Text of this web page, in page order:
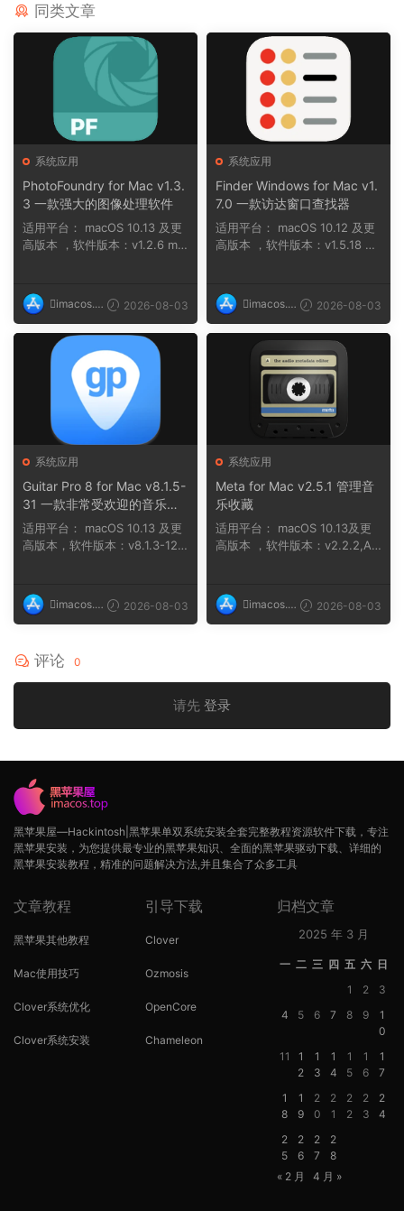
同类文章
系统应用
PhotoFoundry for Mac v1.3.
3 一款强大的图像处理软件
适用平台： macOS 10.13 及更
高版本 ，软件版本：v1.2.6 ma
imacos.t
op
2026-08-03
系统应用
Finder Windows for Mac v1.
7.0 一款访达窗口查找器
适用平台： macOS 10.12 及更
高版本 ，软件版本：v1.5.18 na
imacos.t
op
2026-08-03
系统应用
Guitar Pro 8 for Mac v8.1.5-
31 一款非常受欢迎的音乐制
作软件
适用平台： macOS 10.13 及更
高版本，软件版本：v8.1.3-121
imacos.t
op
2026-08-03
系统应用
Meta for Mac v2.5.1 管理音
乐收藏
适用平台： macOS 10.13及更
高版本 ，软件版本：v2.2.2,AR
imacos.t
op
2026-08-03
评论 0
请先 登录
黑苹果屋—Hackintosh|黑苹果单双系统安装全套完整教程资源软件下载，专注
黑苹果安装，为您提供最专业的黑苹果知识、全面的黑苹果驱动下载、详细的
黑苹果安装教程，精准的问题解决方法,并且集合了众多工具
文章教程
黑苹果其他教程
Mac使用技巧
Clover系统优化
Clover系统安装
引导下载
Clover
Ozmosis
OpenCore
Chameleon
归档文章
2025 年 3 月
一 二 三 四 五 六 日
1
2
3
4
5 6 7 8 9
1
0
11
1
2
1
3
1
4
1
5
1
6
1
7
1
8
1
9
2
0
2
1
2
2
2
3
2
4
2
5
2
6
2
7
2
8
« 2 月
4 月 »